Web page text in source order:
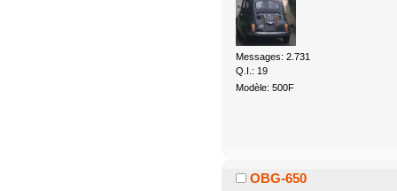
Messages: 2.731
Q.I.: 19
Modèle: 500F
OBG-650